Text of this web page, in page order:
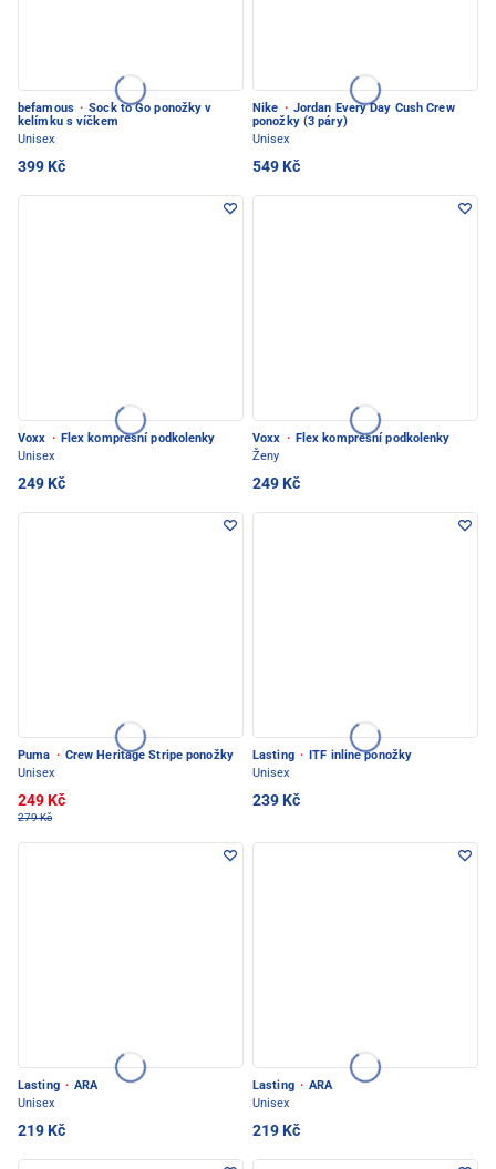
befamous · Sock to Go ponožky v
kelímku s víčkem
Unisex
399 Kč
Nike · Jordan Every Day Cush Crew
ponožky (3 páry)
Unisex
549 Kč
Voxx · Flex kompresní podkolenky
Unisex
249 Kč
Voxx · Flex kompresní podkolenky
Ženy
249 Kč
Puma · Crew Heritage Stripe ponožky
Unisex
249 Kč
279 Kč
Lasting ·
ITF inline ponožky
Unisex
239 Kč
Lasting · ARA
Unisex
219 Kč
Lasting · ARA
Unisex
219 Kč